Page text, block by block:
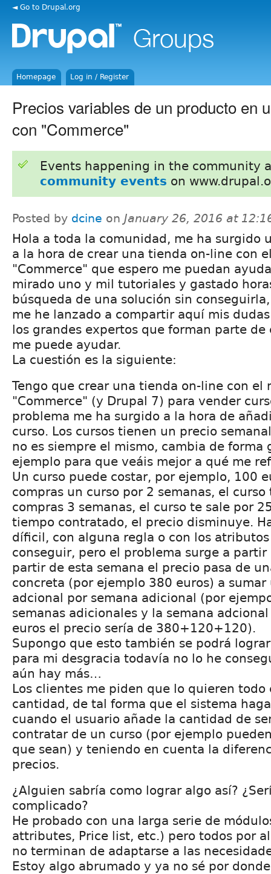
◄ Go to Drupal.org
Homepage Log in / Register
Precios variables de un producto en
con "Commerce"
Events happening in the community
community events on
Posted by dcine on January 26, 2016 at
Hola a toda la comunidad, me ha surgido
a la hora de crear una tienda on-line con
"Commerce" que espero me puedan
mirado uno y mil tutoriales y gastado
búsqueda de una solución sin
me he lanzado a compartir aquí mis
los grandes expertos que forman parte de
me puede ayudar.
La cuestión es la siguiente:
Tengo que crear una tienda on-line con el
"Commerce" (y Drupal 7) para vender
problema me ha surgido a la hora de
curso. Los cursos tienen un precio
no es siempre el mismo, cambia de forma
ejemplo para que veáis mejor a qué me
Un curso puede costar, por ejemplo, 100
compras un curso por 2 semanas, el
compras 3 semanas, el curso te sale por
tiempo contratado, el precio disminuye.
díficil, con alguna regla o con los
conseguir, pero el problema surge a partir
partir de esta semana el precio pasa de
concreta (por ejemplo 380 euros) a
adcional por semana adicional (por
semanas adicionales y la semana
euros el precio sería de 380+120+120).
Supongo que esto también se podrá
para mi desgracia todavía no lo he
aún hay más…
Los clientes me piden que lo quieren todo
cantidad, de tal forma que el sistema
cuando el usuario añade la cantidad de
contratar de un curso (por ejemplo
que sean) y teniendo en cuenta la
precios.
¿Alguien sabría como lograr algo así?
complicado?
He probado con una larga serie de
attributes, Price list, etc.) pero todos por
no terminan de adaptarse a las
Estoy algo abrumado y ya no sé por